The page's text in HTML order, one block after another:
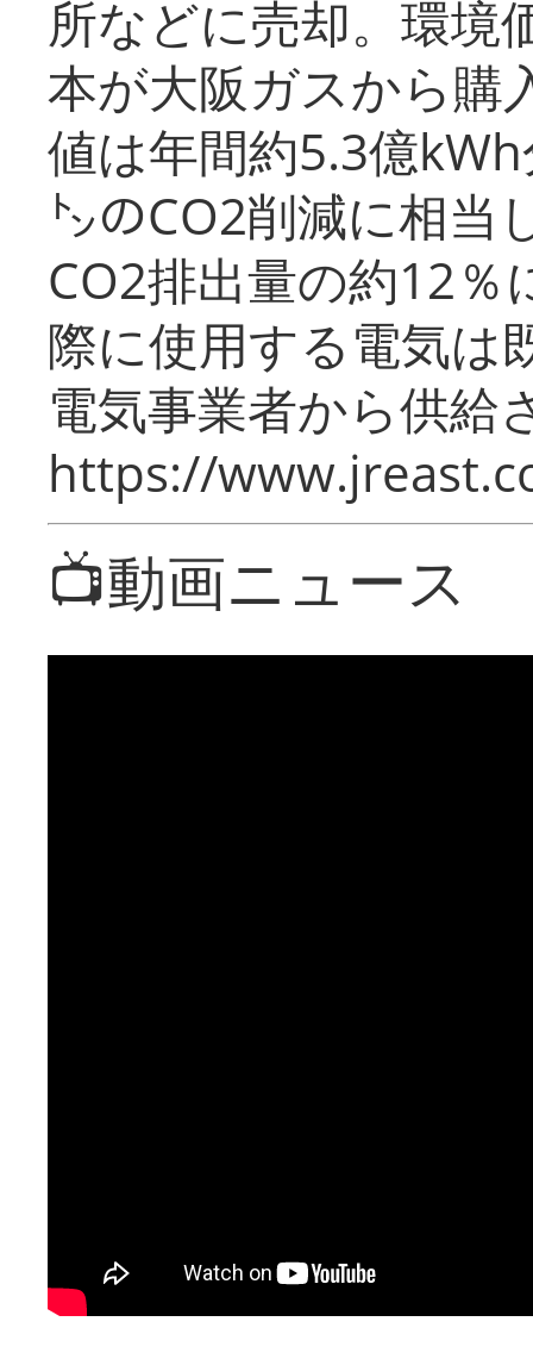
所などに売却。環境
本が大阪ガスから購
値は年間約5.3億
㌧のCO2削減に相当
CO2排出量の約12％
際に使用する電気は
電気事業者から供給
https://
📺動画ニュース